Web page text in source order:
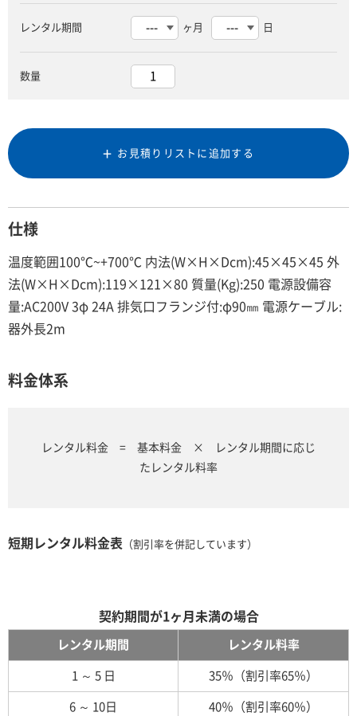
レンタル期間 ヶ月 日
数量
お見積りリストに追加する
仕様
温度範囲100℃~+700℃ 内法(W×H×Dcm):45×45×45 外
法(W×H×Dcm):119×121×80 質量(Kg):250 電源設備容
量:AC200V 3φ 24A 排気口フランジ付:φ90㎜ 電源ケーブル:
器外長2m
料金体系
レンタル料金 = 基本料金 × レンタル期間に応じ
たレンタル料率
短期レンタル料金表 （割引率を併記しています）
契約期間が1ヶ月未満の場合
レンタル期間 レンタル料率
1 ～ 5 日 35％（割引率65％）
6 ～ 10日 40％（割引率60％）